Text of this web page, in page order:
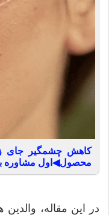
محصول◀اول مشاوره
در این مقاله،